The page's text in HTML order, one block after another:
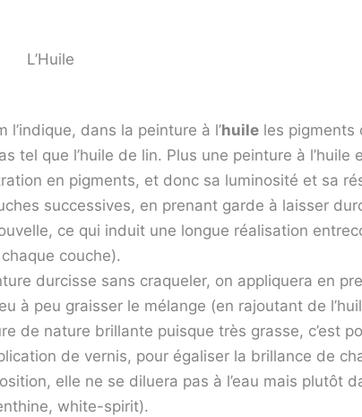
L’Huile
l’indique, dans la peinture à l’huileles pigments
tel que l’huile de lin. Plus une peinture à l’huile
en pigments, et donc sa luminosité et sa
successives, en prenant garde à laisser
ce qui induit une longue réalisation
couche).
durcisse sans craqueler, on appliquera en
à peu graisser le mélange (en rajoutant de
de nature brillante puisque très grasse, c’est
de vernis, pour égaliser la brillance de
elle ne se diluera pas à l’eau mais plutôt
white-spirit).